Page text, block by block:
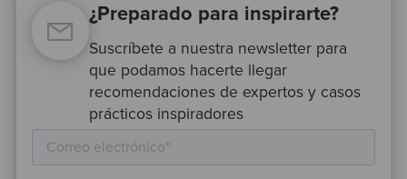
¿Preparado para inspirarte?
Suscríbete a nuestra newsletter para
que podamos hacerte llegar
recomendaciones de expertos y casos
prácticos inspiradores